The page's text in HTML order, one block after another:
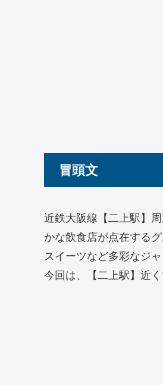
冒頭文
近鉄大阪線【二上駅】
かな飲食店が点在する
スイーツなど多彩なジ
今回は、【二上駅】近